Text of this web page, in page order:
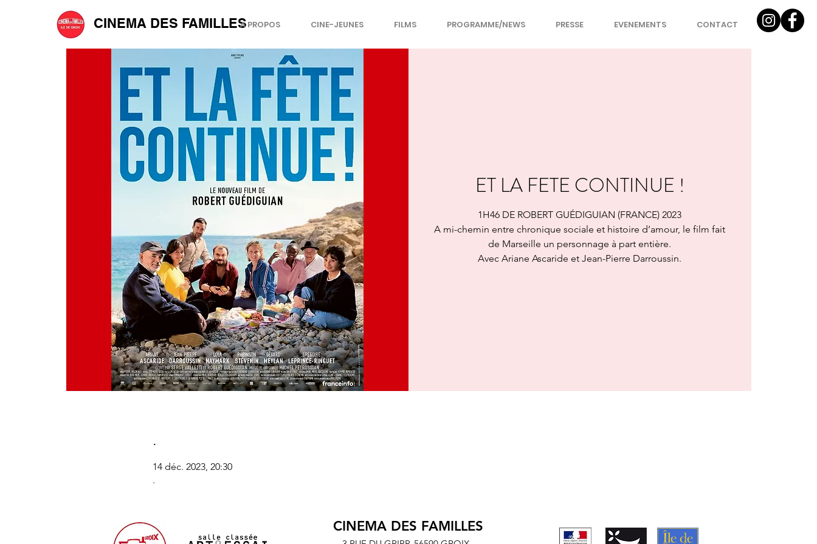
CINEMA DES FAMILLESA PROPOS CINE-JEUNES FILMS PROGRAMME/NEWS PRESSE EVENEMENTS CONTACT
ET LA FETE CONTINUE !
1H46 DE ROBERT GUÉDIGUIAN (FRANCE) 2023
A mi-chemin entre chronique sociale et histoire d’amour, le film fait
de Marseille un personnage à part entière.
Avec Ariane Ascaride et Jean-Pierre Darroussin.
.
14 déc. 2023, 20:30
.
CINEMA DES FAMILLES